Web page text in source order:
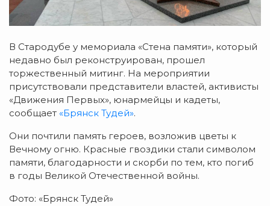
В Стародубе у мемориала «Стена памяти», который
недавно был реконструирован, прошел
торжественный митинг. На мероприятии
присутствовали представители властей, активисты
«Движения Первых», юнармейцы и кадеты,
сообщает «Брянск Тудей».
Они почтили память героев, возложив цветы к
Вечному огню. Красные гвоздики стали символом
памяти, благодарности и скорби по тем, кто погиб
в годы Великой Отечественной войны.
Фото: «Брянск Тудей»